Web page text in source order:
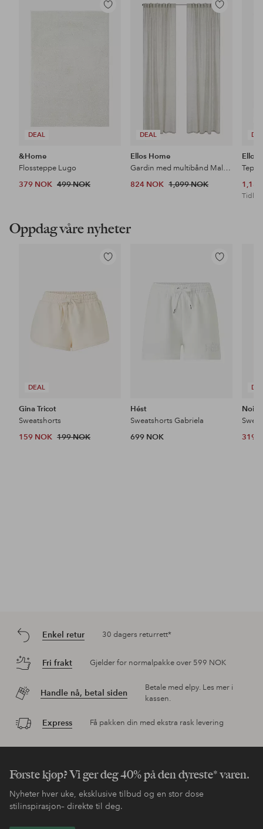
DEAL
Legg
&Home
Flossteppe Lugo
379 NOK 499 NOK
DEAL
Legg
Ellos Home
Gardin med multibånd Malva 2-pk i 100% lin
824 NOK 1,099 NOK
Ellos
Tidl.
Oppdag våre nyheter
DEAL
Legg
Gina Tricot
Sweatshorts
159 NOK 199 NOK
Legg
Hést
Sweatshorts Gabriela
699 NOK
319
Enkel retur 30 dagers returrett*
Fri frakt Gjelder for normalpakke over 599 NOK
Handle nå, betal siden
Betale med elpy. Les mer i
kassen.
Express Få pakken din med ekstra rask levering
Første kjøp? Vi ger deg 40% på den dyreste* varen.
Nyheter hver uke, eksklusive tilbud og en stor dose
stilinspirasjon– direkte til deg.